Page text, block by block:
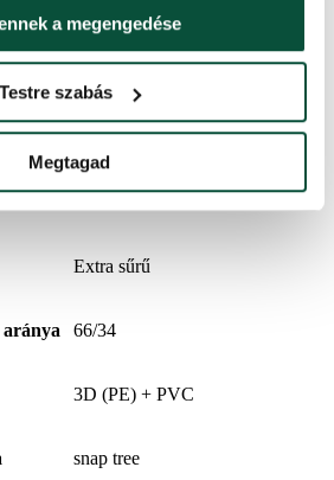
a megengedése
Testre szabás
Megtagad
145 cm
Extra sűrű
aránya 66/34
3D (PE) + PVC
snap tree